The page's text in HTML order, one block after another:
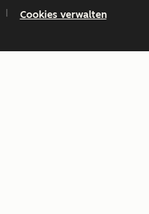
Cookies verwalten